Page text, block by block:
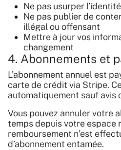
Ne pas usurper
Ne pas publier de
illégal ou offensant
Mettre à jour vos
changement
4. Abonnements et
L’abonnement annuel est
carte de crédit via Stripe.
automatiquement sauf avis
Vous pouvez annuler votre
temps depuis votre espace
remboursement n’est
d’abonnement entamée.